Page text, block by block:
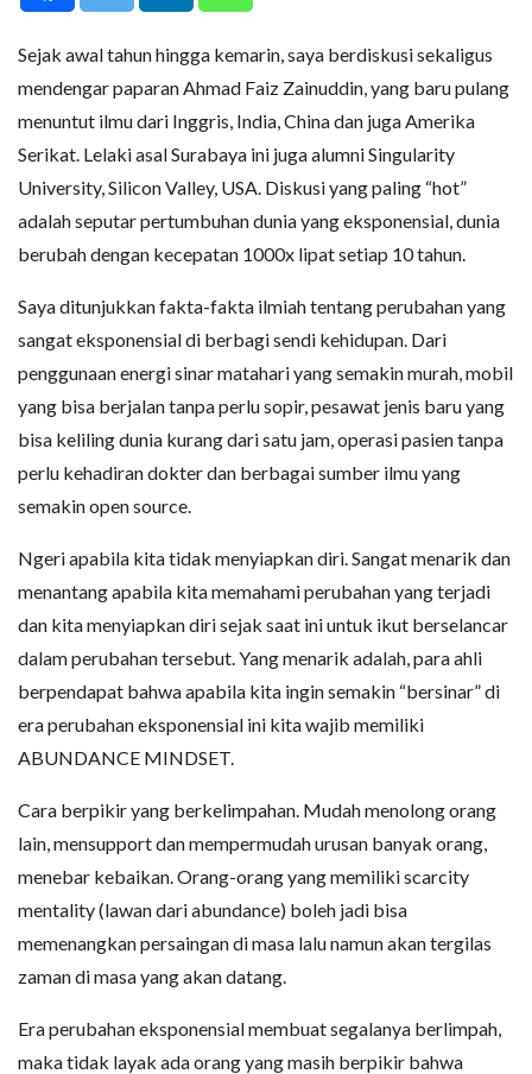
Sejak awal tahun hingga kemarin, saya berdiskusi sekaligus
mendengar paparan Ahmad Faiz Zainuddin, yang baru pulang
menuntut ilmu dari Inggris, India, China dan juga Amerika
Serikat. Lelaki asal Surabaya ini juga alumni Singularity
University, Silicon Valley, USA. Diskusi yang paling “hot”
adalah seputar pertumbuhan dunia yang eksponensial, dunia
berubah dengan kecepatan 1000x lipat setiap 10 tahun.
Saya ditunjukkan fakta-fakta ilmiah tentang perubahan yang
sangat eksponensial di berbagi sendi kehidupan. Dari
penggunaan energi sinar matahari yang semakin murah, mobil
yang bisa berjalan tanpa perlu sopir, pesawat jenis baru yang
bisa keliling dunia kurang dari satu jam, operasi pasien tanpa
perlu kehadiran dokter dan berbagai sumber ilmu yang
semakin open source.
Ngeri apabila kita tidak menyiapkan diri. Sangat menarik dan
menantang apabila kita memahami perubahan yang terjadi
dan kita menyiapkan diri sejak saat ini untuk ikut berselancar
dalam perubahan tersebut. Yang menarik adalah, para ahli
berpendapat bahwa apabila kita ingin semakin “bersinar” di
era perubahan eksponensial ini kita wajib memiliki
ABUNDANCE MINDSET.
Cara berpikir yang berkelimpahan. Mudah menolong orang
lain, mensupport dan mempermudah urusan banyak orang,
menebar kebaikan. Orang-orang yang memiliki scarcity
mentality (lawan dari abundance) boleh jadi bisa
memenangkan persaingan di masa lalu namun akan tergilas
zaman di masa yang akan datang.
Era perubahan eksponensial membuat segalanya berlimpah,
maka tidak layak ada orang yang masih berpikir bahwa